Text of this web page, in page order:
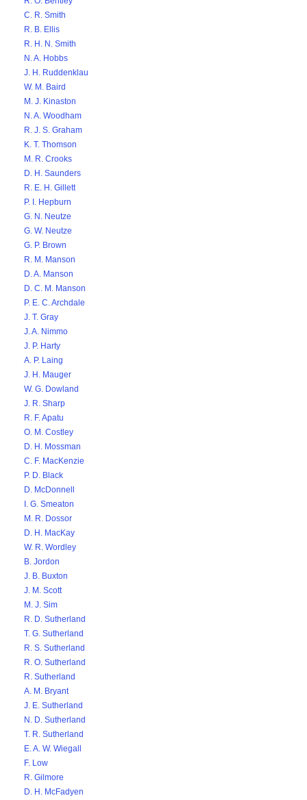
C. R. Smith
R. B. Ellis
R. H. N. Smith
N. A. Hobbs
J. H. Ruddenklau
W. M. Baird
M. J. Kinaston
N. A. Woodham
R. J. S. Graham
K. T. Thomson
M. R. Crooks
D. H. Saunders
R. E. H. Gillett
P. I. Hepburn
G. N. Neutze
G. W. Neutze
G. P. Brown
R. M. Manson
D. A. Manson
D. C. M. Manson
P. E. C. Archdale
J. T. Gray
J. A. Nimmo
J. P. Harty
A. P. Laing
J. H. Mauger
W. G. Dowland
J. R. Sharp
R. F. Apatu
O. M. Costley
D. H. Mossman
C. F. MacKenzie
P. D. Black
D. McDonnell
I. G. Smeaton
M. R. Dossor
D. H. MacKay
W. R. Wordley
B. Jordon
J. B. Buxton
J. M. Scott
M. J. Sim
R. D. Sutherland
T. G. Sutherland
R. S. Sutherland
R. O. Sutherland
R. Sutherland
A. M. Bryant
J. E. Sutherland
N. D. Sutherland
T. R. Sutherland
E. A. W. Wiegall
F. Low
R. Gilmore
D. H. McFadyen